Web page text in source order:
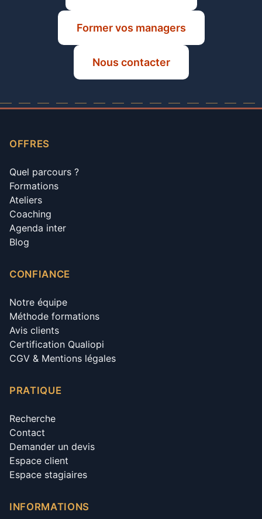
Former vos managers
Nous contacter
OFFRES
Quel parcours ?
Formations
Ateliers
Coaching
Agenda inter
Blog
CONFIANCE
Notre équipe
Méthode formations
Avis clients
Certification Qualiopi
CGV & Mentions légales
PRATIQUE
Recherche
Contact
Demander un devis
Espace client
Espace stagiaires
INFORMATIONS